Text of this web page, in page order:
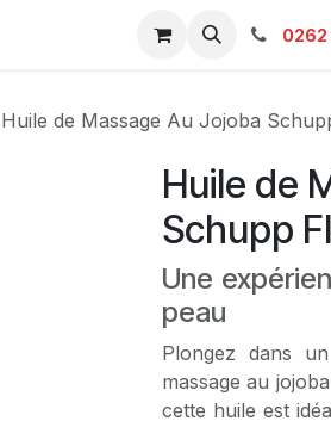
Contacts SAV 0262
Huile de Massage Au Jojoba
Huile de
Schupp
Une
peau
Plongez dans
massage au
cette huile est